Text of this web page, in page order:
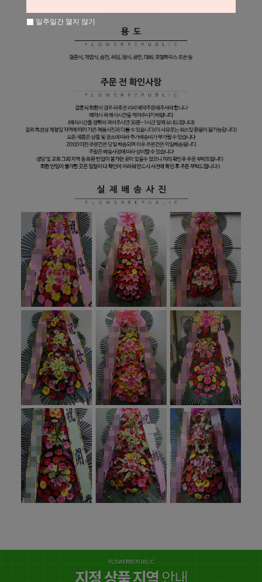
일주일간 열지 않기